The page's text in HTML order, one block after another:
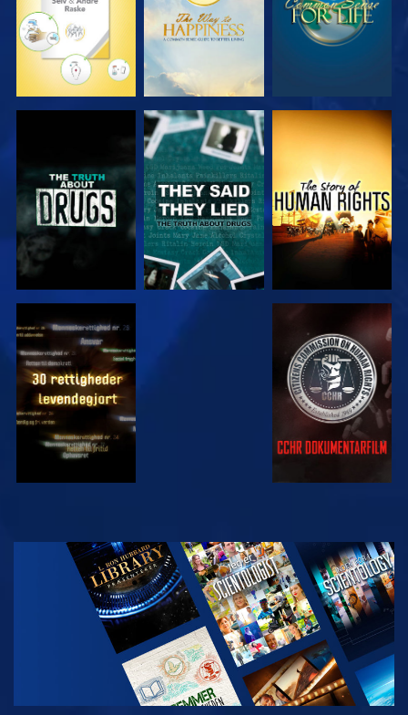
SE SE
SE SE
SE
UDFORSK
SERIEN